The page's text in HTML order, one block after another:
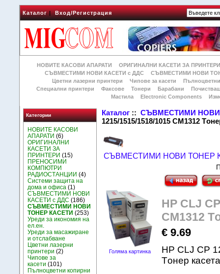
Каталог|Вход/Регистрация
НОВИТЕ КАСОВИ АПАРАТИ
ОРИГИНАЛНИ КАСЕТИ ЗА
СЪВМЕСТИМИ НОВИ КАСЕТИ с ДДС
СЪВМЕСТИМИ НОВИ
Цветни лазерни принтери
Чипове за касети
Специални принтери
Факсове Тонери Барабани
Мастила
Electronic Components
Категории
НОВИТЕ КАСОВИ
АПАРАТИ (6)
ОРИГИНАЛНИ
КАСЕТИ ЗА
ПРИНТЕРИ (15)
ПРЕНОСИМИ
КОМПЮТРИ
РАДИОСТАНЦИИ (4)
Системи защита на
дома и офиса (1)
СЪВМЕСТИМИ НОВИ
КАСЕТИ с ДДС (186)
СЪВМЕСТИМИ НОВИ
ТОНЕР КАСЕТИ (253)
Уреди за икономия на
ел.ен.
Уреди за масажиране
и отслабване
Цветни лазерни
принтери (2)
Чипове за
касети (101)
Пълноцветни копирни
Каталог ::СЪВМЕСТИМИ НОВИ
1215/1515/1518/1015 CM1312
СЪВМЕСТИМИ НОВИ ТОНЕР
Голяма картинка
HP CLJ
CM1312
€ 9.69
HP CLJ CP
Tонер